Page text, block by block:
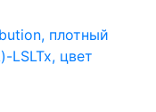
плотный
LSLTx, цвет